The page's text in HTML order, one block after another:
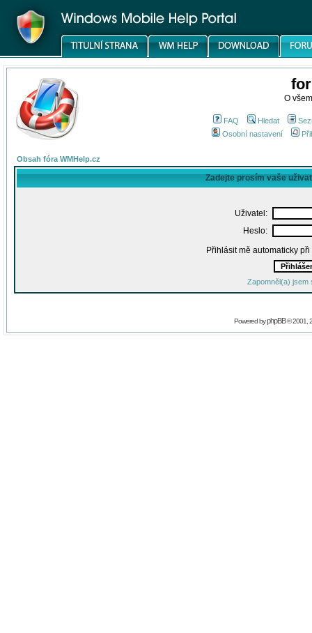
O
FAQ Hledat
Osobní nastavení
Obsah fóra WMHelp.cz
Zadejte prosím vaše
Uživatel:
Heslo:
Přihlásit mě automaticky
Zapomněl(a) jsem
Powered byphpBB© 2001,